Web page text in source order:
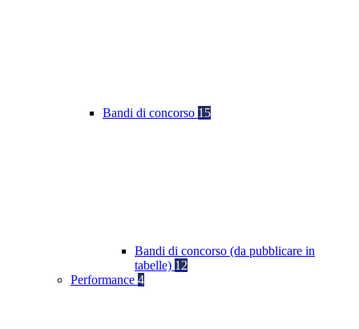
Bandi di concorso 15
Bandi di concorso (da pubblicare in
tabelle) 12
Performance 4